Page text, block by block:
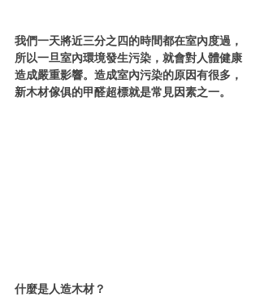
我們一天將近三分之四的時間都在室內度過，
所以一旦室內環境發生污染，就會對人體健康
造成嚴重影響。造成室內污染的原因有很多，
新木材傢俱的甲醛超標就是常見因素之一。
什麼是人造木材？